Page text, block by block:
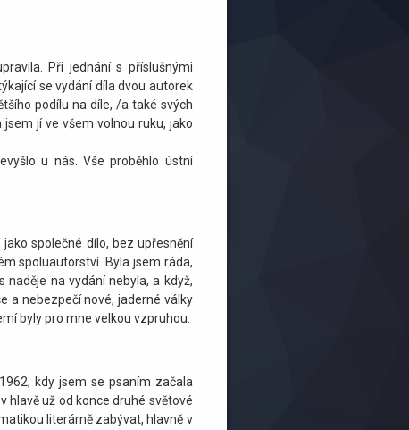
Při jednání s příslušnými
se vydání díla dvou autorek
podílu na díle, /a také svých
jí ve všem volnou ruku, jako
u nás. Vše proběhlo ústní
společné dílo, bez upřesnění
spoluautorství. Byla jsem ráda,
naděje na vydání nebyla, a když,
a nebezpečí nové, jaderné války
byly pro mne velkou vzpruhou.
kdy jsem se psaním začala
už od konce druhé světové
literárně zabývat, hlavně v